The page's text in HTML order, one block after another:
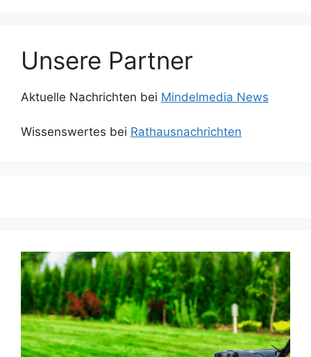
Unsere Partner
Aktuelle Nachrichten bei Mindelmedia News
Wissenswertes bei Rathausnachrichten